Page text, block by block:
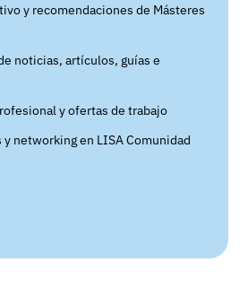
y recomendaciones de Másteres
noticias, artículos, guías e
y ofertas de trabajo
y networking en LISA Comunidad